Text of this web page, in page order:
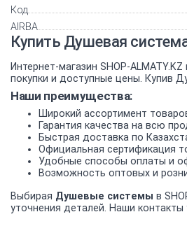
Код
AIRBA
Купить Душевая
Интернет-магазин SHOP-
покупки и доступные цены. Купив
Наши преимущества:
Широкий ассортимент
Гарантия качества на всю
Быстрая доставка по
Официальная сертификация
Удобные способы оплаты и
Возможность оптовых и
Выбирая Душевые системы в
уточнения деталей. Наши контакты